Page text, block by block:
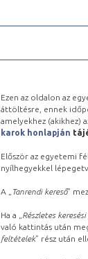
Ezen az oldalon az
áttöltésre, ennek
amelyekhez (akikhez)
karok honlapján
Először az egyetemi
nyílhegyekkel
A „ Tanrendi kereső”
Ha a „ Részletes
való kattintás után
feltételek” rész után